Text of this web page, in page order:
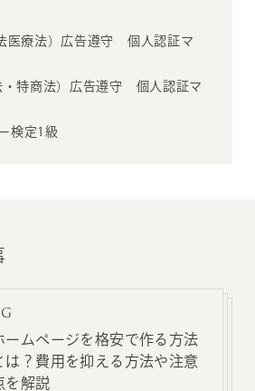
医療法）広告遵守 個人認証マ
・特商法）広告遵守 個人認証マ
検定1級
ームページを格安で作る方法
は？費用を抑える方法や注意
を解説